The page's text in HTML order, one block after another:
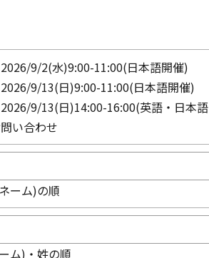
2026/9/2(水)9:00-11:00(日本語開催)
2026/9/13(日)9:00-11:00(日本語開催)
2026/9/13(日)14:00-16:00(英語・日本
い合わせ
ーム)の順
ム)・姓の順